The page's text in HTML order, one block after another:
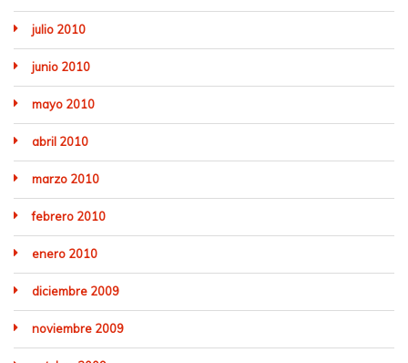
julio 2010
junio 2010
mayo 2010
abril 2010
marzo 2010
febrero 2010
enero 2010
diciembre 2009
noviembre 2009